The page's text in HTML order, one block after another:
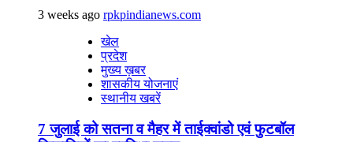
3 weeks ago rpkpindianews.com
खेल
प्रदेश
मुख्य ख़बर
शासकीय योजनाएं
स्थानीय खबरें
7 जुलाई को सतना व मैहर में ताईक्वांडो एवं फुटबॉल